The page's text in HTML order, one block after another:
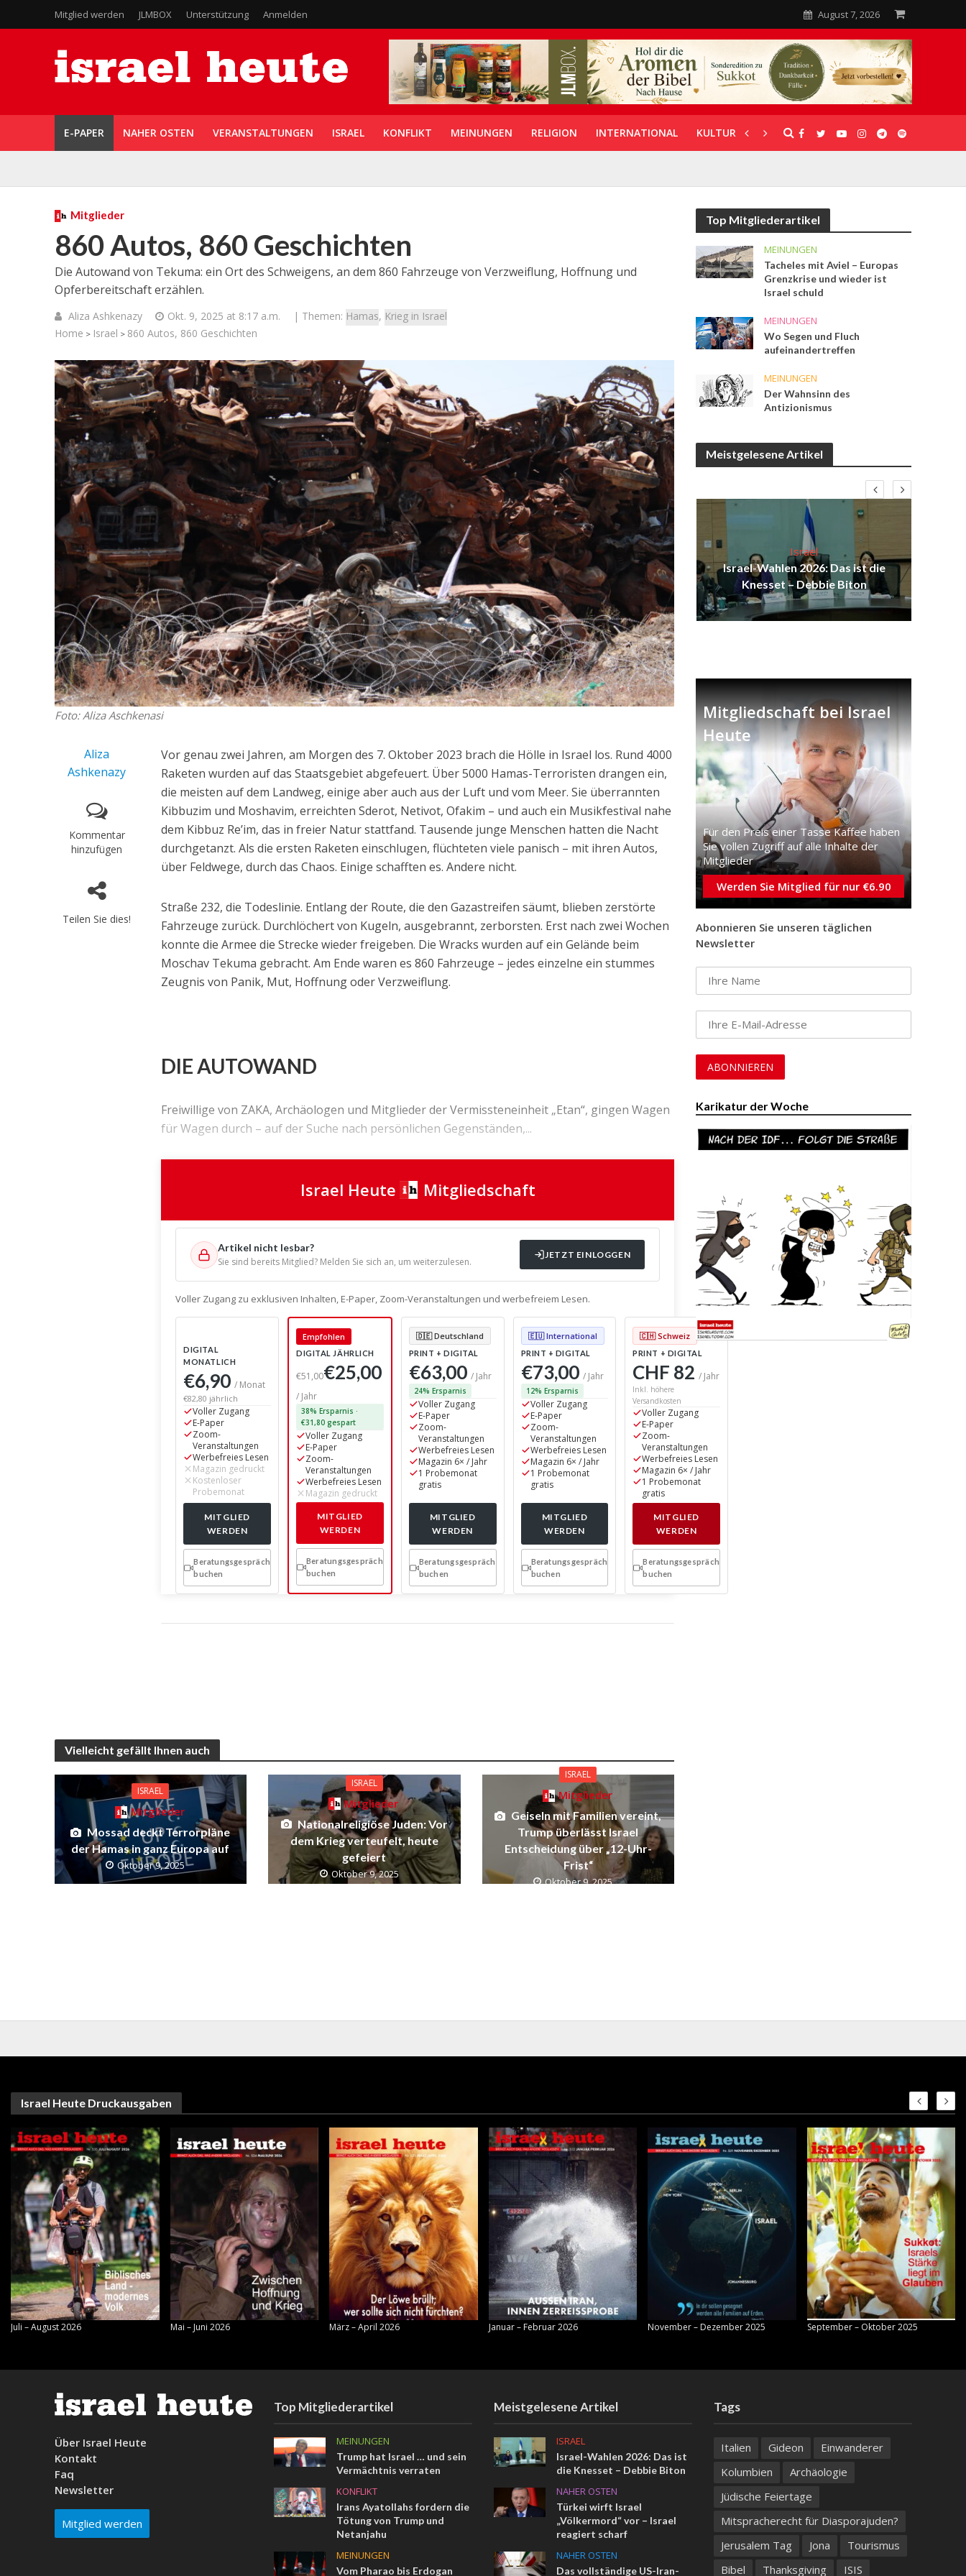
Mitglied werden JLMBOX Unterstützung Anmelden August 7, 2026
E-PAPER NAHER OSTEN VERANSTALTUNGEN ISRAEL KONFLIKT MEINUNGEN RELIGION INTERNATIONAL KULTUR UNTERSTÜTZUNG
Mitglieder
860 Autos, 860 Geschichten
Die Autowand von Tekuma: ein Ort des Schweigens, an dem 860 Fahrzeuge von Verzweiflung, Hoffnung und
Opferbereitschaft erzählen.
Aliza Ashkenazy Okt. 9, 2025 at 8:17 a.m. | Themen: Hamas, Krieg in Israel
Home > Israel > 860 Autos, 860 Geschichten
Foto: Aliza Aschkenasi
Aliza
Ashkenazy
Kommentar
hinzufügen
Teilen Sie dies!
Vor genau zwei Jahren, am Morgen des 7. Oktober 2023 brach die Hölle in Israel los. Rund 4000
Raketen wurden auf das Staatsgebiet abgefeuert. Über 5000 Hamas-Terroristen drangen ein,
die meisten auf dem Landweg, einige aber auch aus der Luft und vom Meer. Sie überrannten
Kibbuzim und Moshavim, erreichten Sderot, Netivot, Ofakim – und auch ein Musikfestival nahe
dem Kibbuz Re’im, das in freier Natur stattfand. Tausende junge Menschen hatten die Nacht
durchgetanzt. Als die ersten Raketen einschlugen, flüchteten viele panisch – mit ihren Autos,
über Feldwege, durch das Chaos. Einige schafften es. Andere nicht.
Straße 232, die Todeslinie. Entlang der Route, die den Gazastreifen säumt, blieben zerstörte
Fahrzeuge zurück. Durchlöchert von Kugeln, ausgebrannt, zerborsten. Erst nach zwei Wochen
konnte die Armee die Strecke wieder freigeben. Die Wracks wurden auf ein Gelände beim
Moschav Tekuma gebracht. Am Ende waren es 860 Fahrzeuge – jedes einzelne ein stummes
Zeugnis von Panik, Mut, Hoffnung oder Verzweiflung.
DIE AUTOWAND
Freiwillige von ZAKA, Archäologen und Mitglieder der Vermissteneinheit „Etan“, gingen Wagen
für Wagen durch – auf der Suche nach persönlichen Gegenständen,...
Israel Heute Mitgliedschaft
Artikel nicht lesbar?
Sie sind bereits Mitglied? Melden Sie sich an, um weiterzulesen.
JETZT EINLOGGEN
Voller Zugang zu exklusiven Inhalten, E-Paper, Zoom-Veranstaltungen und werbefreiem Lesen.
DIGITAL
MONATLICH
€6,90/ Monat
€82,80 jährlich
Voller Zugang
E-Paper
Zoom-
Veranstaltungen
Werbefreies Lesen
Magazin gedruckt
Kostenloser
Probemonat
MITGLIED
WERDEN
Beratungsgespräch
buchen
Empfohlen
DIGITAL JÄHRLICH
€51,00€25,00
/ Jahr
38% Ersparnis ·
€31,80 gespart
Voller Zugang
E-Paper
Zoom-
Veranstaltungen
Werbefreies Lesen
Magazin gedruckt
MITGLIED
WERDEN
Beratungsgespräch
buchen
🇩🇪 Deutschland
PRINT + DIGITAL
€63,00 / Jahr
24% Ersparnis
Voller Zugang
E-Paper
Zoom-
Veranstaltungen
Werbefreies Lesen
Magazin 6× / Jahr
1 Probemonat
gratis
MITGLIED
WERDEN
Beratungsgespräch
buchen
🇪🇺 International
PRINT + DIGITAL
€73,00 / Jahr
12% Ersparnis
Voller Zugang
E-Paper
Zoom-
Veranstaltungen
Werbefreies Lesen
Magazin 6× / Jahr
1 Probemonat
gratis
MITGLIED
WERDEN
Beratungsgespräch
buchen
🇨🇭 Schweiz
PRINT + DIGITAL
CHF 82/ Jahr
Inkl. höhere
Versandkosten
Voller Zugang
E-Paper
Zoom-
Veranstaltungen
Werbefreies Lesen
Magazin 6× / Jahr
1 Probemonat
gratis
MITGLIED
WERDEN
Beratungsgespräch
buchen
Vielleicht gefällt Ihnen auch
ISRAEL
Mitglieder
Mossad deckt Terrorpläne
der Hamas in ganz Europa auf
Oktober 9, 2025
ISRAEL
Mitglieder
Nationalreligiöse Juden: Vor
dem Krieg verteufelt, heute
gefeiert
Oktober 9, 2025
ISRAEL
Mitglieder
Geiseln mit Familien vereint,
Trump überlässt Israel
Entscheidung über „12-Uhr-
Frist“
Oktober 9, 2025
Top Mitgliederartikel
MEINUNGEN
Tacheles mit Aviel – Europas
Grenzkrise und wieder ist
Israel schuld
MEINUNGEN
Wo Segen und Fluch
aufeinandertreffen
MEINUNGEN
Der Wahnsinn des
Antizionismus
Meistgelesene Artikel
Meinungen
Eine Alternative zur Zwei-
Staaten-Lösung
Konflikt
Neue UNICEF-Daten stellen
Hungervorwürfe gegen Israel
infrage
Israel
Israel-Wahlen 2026: Das ist die
Knesset – Debbie Biton
Mitgliedschaft bei Israel
Heute
Für den Preis einer Tasse Kaffee haben
Sie vollen Zugriff auf alle Inhalte der
Mitglieder
Werden Sie Mitglied für nur €6.90
Abonnieren Sie unseren täglichen
Newsletter
Karikatur der Woche
Israel Heute Druckausgaben
Juli – August 2026 Mai – Juni 2026 März – April 2026 Januar – Februar 2026 November – Dezember 2025 September – Oktober 2025
Über Israel Heute
Kontakt
Faq
Newsletter
Mitglied werden
Top Mitgliederartikel
MEINUNGEN
Trump hat Israel … und sein
Vermächtnis verraten
KONFLIKT
Irans Ayatollahs fordern die
Tötung von Trump und
Netanjahu
MEINUNGEN
Vom Pharao bis Erdogan
Meistgelesene Artikel
ISRAEL
Israel-Wahlen 2026: Das ist
die Knesset – Debbie Biton
NAHER OSTEN
Türkei wirft Israel
„Völkermord“ vor – Israel
reagiert scharf
NAHER OSTEN
Das vollständige US-Iran-
Tags
Italien Gideon
Einwanderer
Kolumbien
Archäologie
Jüdische Feiertage
Mitspracherecht für Diasporajuden?
Jerusalem Tag
Jona
Tourismus
Bibel
Thanksgiving ISIS